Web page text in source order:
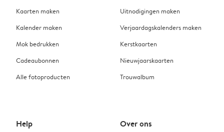
Kaarten maken
Kalender maken
Mok bedrukken
Cadeaubonnen
Alle fotoproducten
Uitnodigingen maken
Verjaardagskalenders maken
Kerstkaarten
Nieuwjaarskaarten
Trouwalbum
Help Over ons